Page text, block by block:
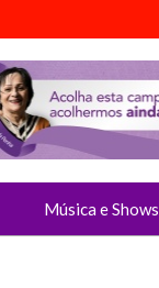
Música e Shows